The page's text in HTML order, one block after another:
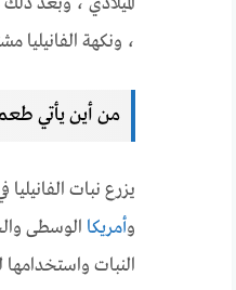
، ونكهة الفانيليا
من أين يأتي طعم
يزرع نبات الفانيليا
وأمريكا الوسطى
النبات